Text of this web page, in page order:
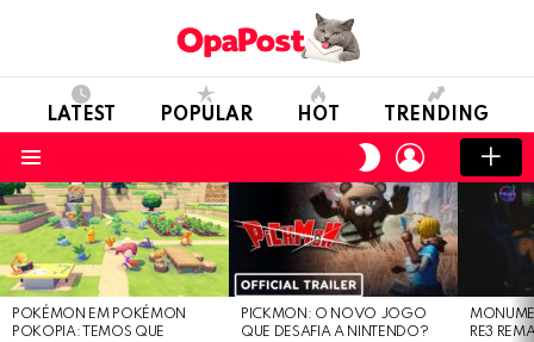
LATEST POPULAR HOT TRENDING
SWITCH
SKIN
LOGIN
LATEST
STORIES
POKÉMON EM POKÉMON
POKOPIA: TEMOS QUE
PICKMON: O NOVO JOGO
QUE DESAFIA A NINTENDO?
RE3